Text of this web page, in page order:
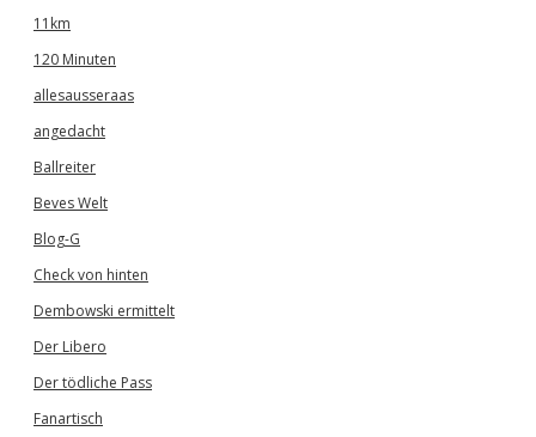
11km
120 Minuten
allesausseraas
angedacht
Ballreiter
Beves Welt
Blog-G
Check von hinten
Dembowski ermittelt
Der Libero
Der tödliche Pass
Fanartisch